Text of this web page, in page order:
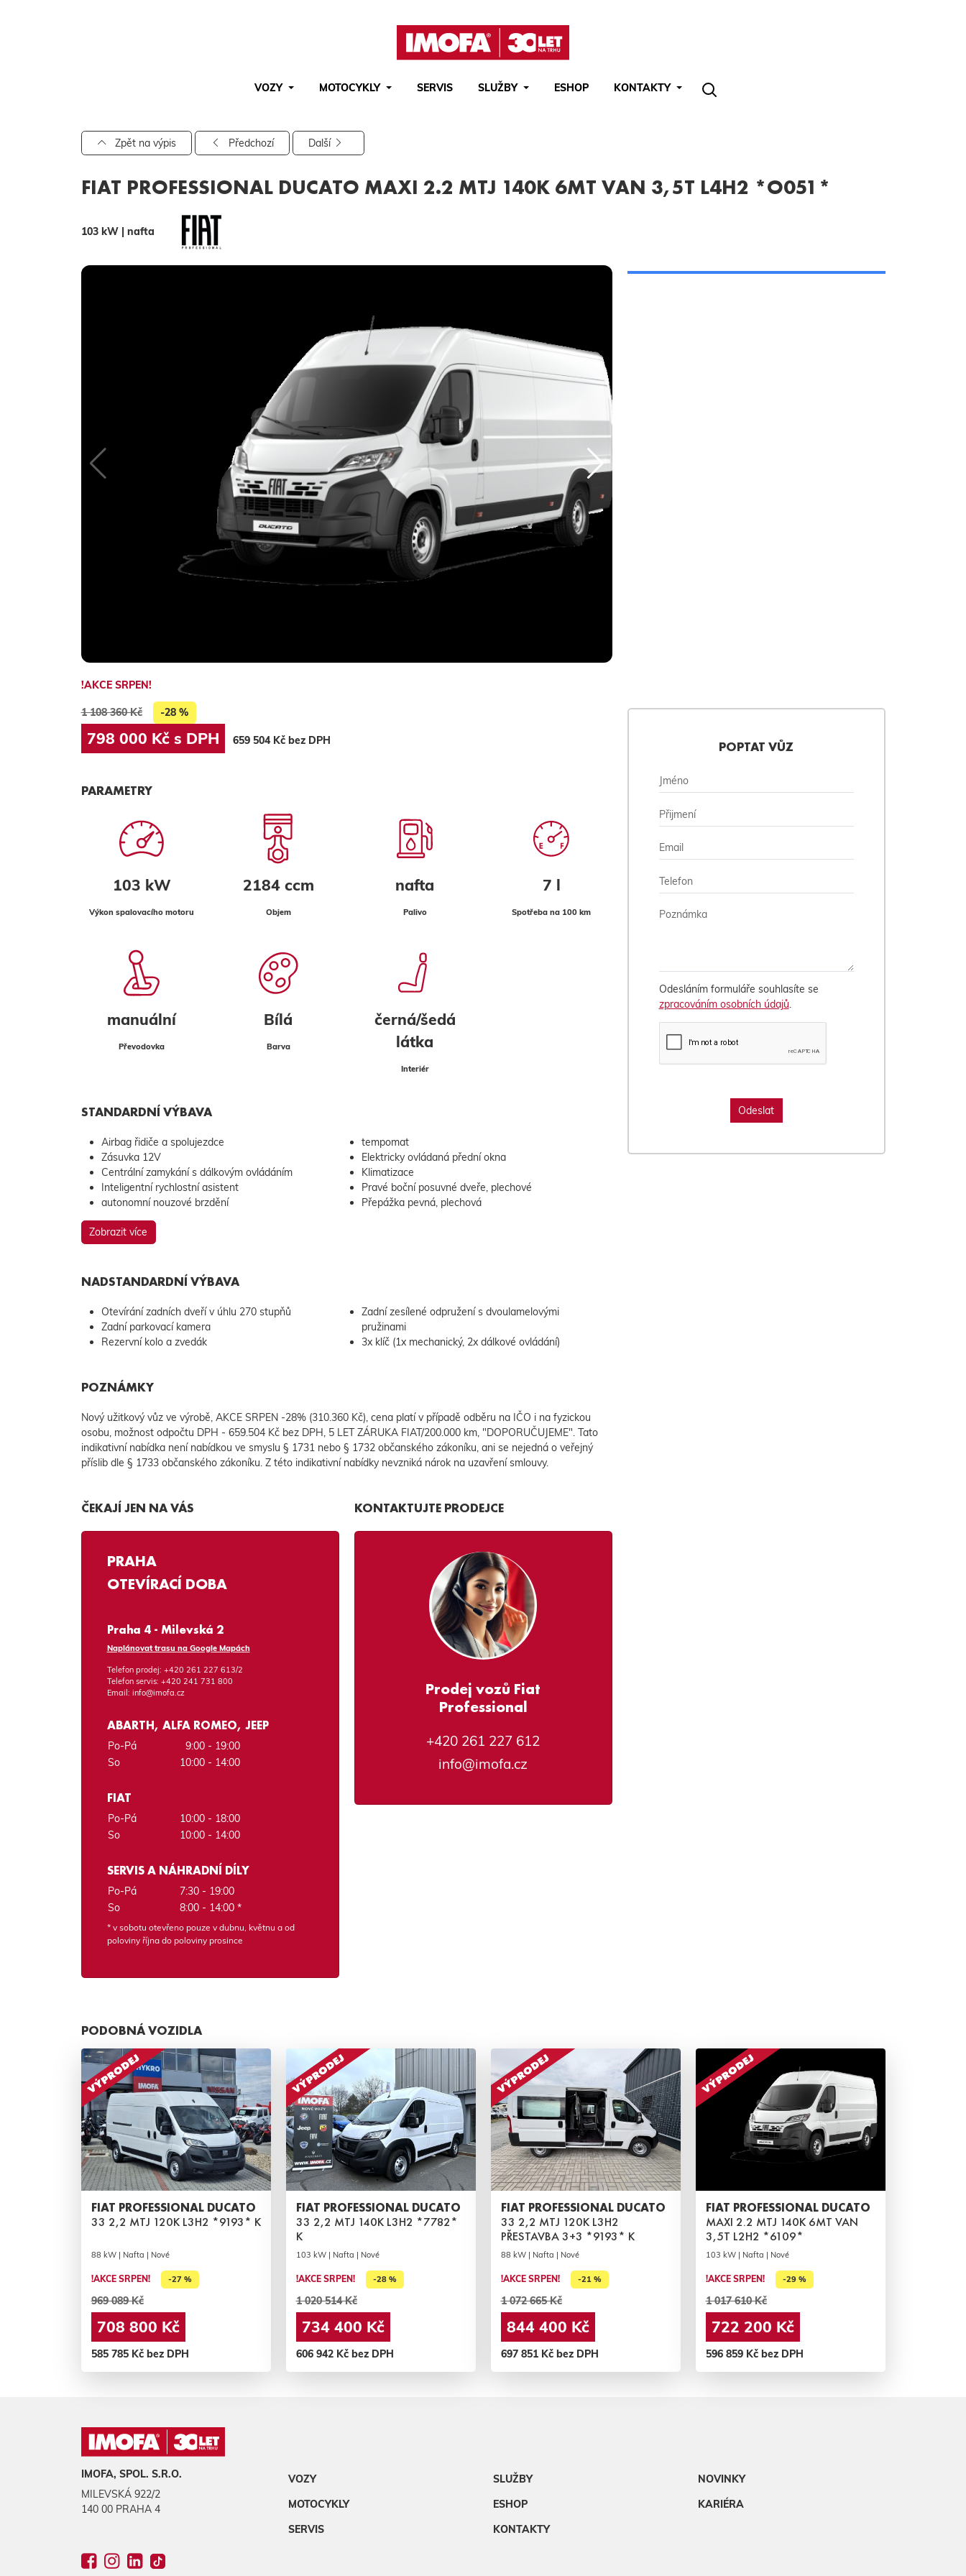
VOZY MOTOCYKLY SERVIS SLUŽBY ESHOP
KONTAKTY
Pro vyhledávání zadejte alespoň 3 znaky.
Zpět na výpis Předchozí Další
FIAT PROFESSIONAL DUCATO MAXI 2.2 MTJ 140K 6MT VAN 3,5T L4H2 *O051*
103 kW | nafta
!AKCE SRPEN!
1 108 360 Kč -28 %
798 000 Kč s DPH 659 504 Kč bez DPH
PARAMETRY
103 kW
Výkon spalovacího motoru
2184 ccm
Objem
nafta
Palivo
7 l
Spotřeba na 100 km
manuální
Převodovka
Bílá
Barva
černá/šedá
látka
Interiér
STANDARDNÍ VÝBAVA
Airbag řidiče a spolujezdce
Zásuvka 12V
Centrální zamykání s dálkovým ovládáním
Inteligentní rychlostní asistent
autonomní nouzové brzdění
tempomat
Elektricky ovládaná přední okna
Klimatizace
Pravé boční posuvné dveře, plechové
Přepážka pevná, plechová
Zobrazit více
NADSTANDARDNÍ VÝBAVA
Otevírání zadních dveří v úhlu 270 stupňů
Zadní parkovací kamera
Rezervní kolo a zvedák
Zadní zesílené odpružení s dvoulamelovými
pružinami
3x klíč (1x mechanický, 2x dálkové ovládání)
POZNÁMKY
Nový užitkový vůz ve výrobě, AKCE SRPEN -28% (310.360 Kč), cena platí v případě odběru na IČO i na fyzickou
osobu, možnost odpočtu DPH - 659.504 Kč bez DPH, 5 LET ZÁRUKA FIAT/200.000 km, "DOPORUČUJEME". Tato
indikativní nabídka není nabídkou ve smyslu § 1731 nebo § 1732 občanského zákoníku, ani se nejedná o veřejný
příslib dle § 1733 občanského zákoníku. Z této indikativní nabídky nevzniká nárok na uzavření smlouvy.
ČEKAJÍ JEN NA VÁS
PRAHA
OTEVÍRACÍ DOBA
Praha 4 - Milevská 2
Naplánovat trasu na Google Mapách
Telefon prodej: +420 261 227 613/2
Telefon servis: +420 241 731 800
Email: info@imofa.cz
ABARTH, ALFA ROMEO, JEEP
Po-Pá
9:00 - 19:00
So
10:00 - 14:00
FIAT
Po-Pá
10:00 - 18:00
So
10:00 - 14:00
SERVIS A NÁHRADNÍ DÍLY
Po-Pá
7:30 - 19:00
So
8:00 - 14:00 *
* v sobotu otevřeno pouze v dubnu, květnu a od
poloviny října do poloviny prosince
KONTAKTUJTE PRODEJCE
Prodej vozů Fiat
Professional
+420 261 227 612
info@imofa.cz
POPTAT VŮZ
Odesláním formuláře souhlasíte se
zpracováním osobních údajů.
PODOBNÁ VOZIDLA
FIAT PROFESSIONAL DUCATO
33 2,2 MTJ 120K L3H2 *9193* K
88 kW | Nafta | Nové
!AKCE SRPEN! -27 %
969 089 Kč
708 800 Kč
585 785 Kč bez DPH
FIAT PROFESSIONAL DUCATO
33 2,2 MTJ 140K L3H2 *7782*
K
103 kW | Nafta | Nové
!AKCE SRPEN! -28 %
1 020 514 Kč
734 400 Kč
606 942 Kč bez DPH
FIAT PROFESSIONAL DUCATO
33 2,2 MTJ 120K L3H2
PŘESTAVBA 3+3 *9193* K
88 kW | Nafta | Nové
!AKCE SRPEN! -21 %
1 072 665 Kč
844 400 Kč
697 851 Kč bez DPH
FIAT PROFESSIONAL DUCATO
MAXI 2.2 MTJ 140K 6MT VAN
3,5T L2H2 *6109*
103 kW | Nafta | Nové
!AKCE SRPEN! -29 %
1 017 610 Kč
722 200 Kč
596 859 Kč bez DPH
IMOFA, SPOL. S.R.O.
MILEVSKÁ 922/2
140 00 PRAHA 4
VOZY
MOTOCYKLY
SERVIS
SLUŽBY
ESHOP
KONTAKTY
NOVINKY
KARIÉRA